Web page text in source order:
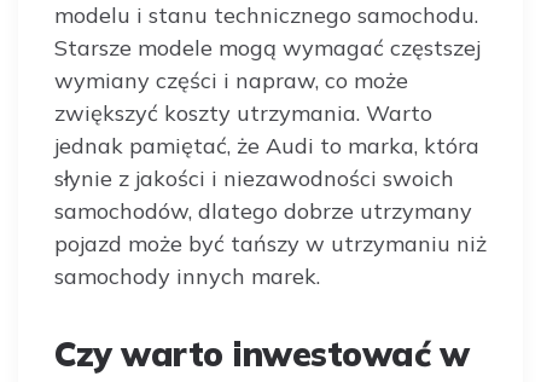
modelu i stanu technicznego samochodu.
Starsze modele mogą wymagać częstszej
wymiany części i napraw, co może
zwiększyć koszty utrzymania. Warto
jednak pamiętać, że Audi to marka, która
słynie z jakości i niezawodności swoich
samochodów, dlatego dobrze utrzymany
pojazd może być tańszy w utrzymaniu niż
samochody innych marek.
Czy warto inwestować w